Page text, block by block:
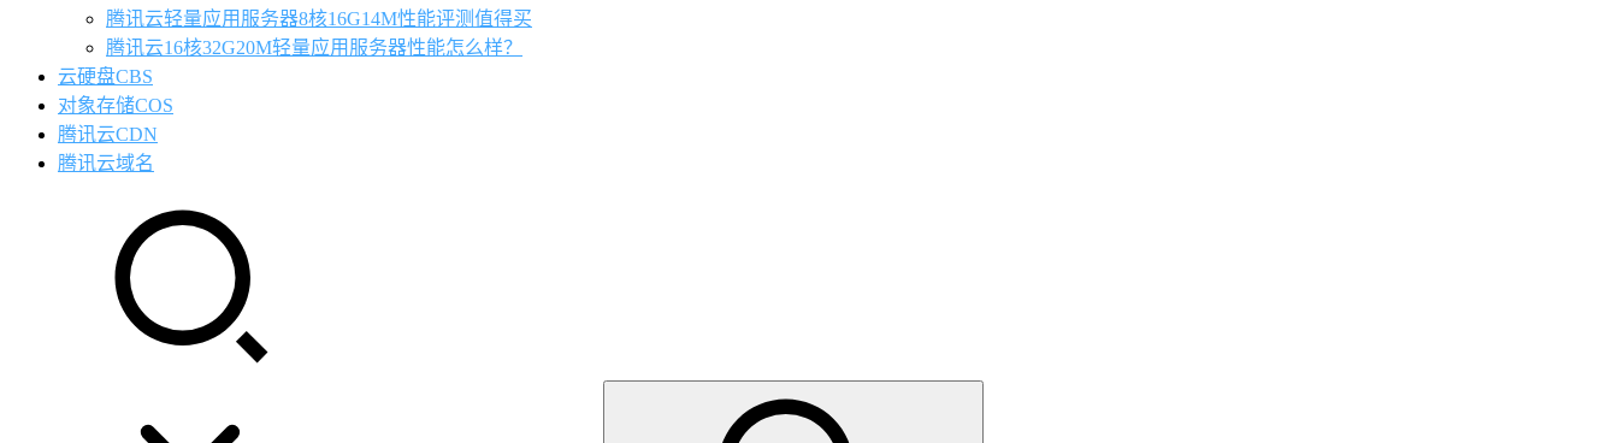
腾讯云轻量应用服务器8核16G14M性能评测值得买
腾讯云16核32G20M轻量应用服务器性能怎么样？
云硬盘CBS
对象存储COS
腾讯云CDN
腾讯云域名